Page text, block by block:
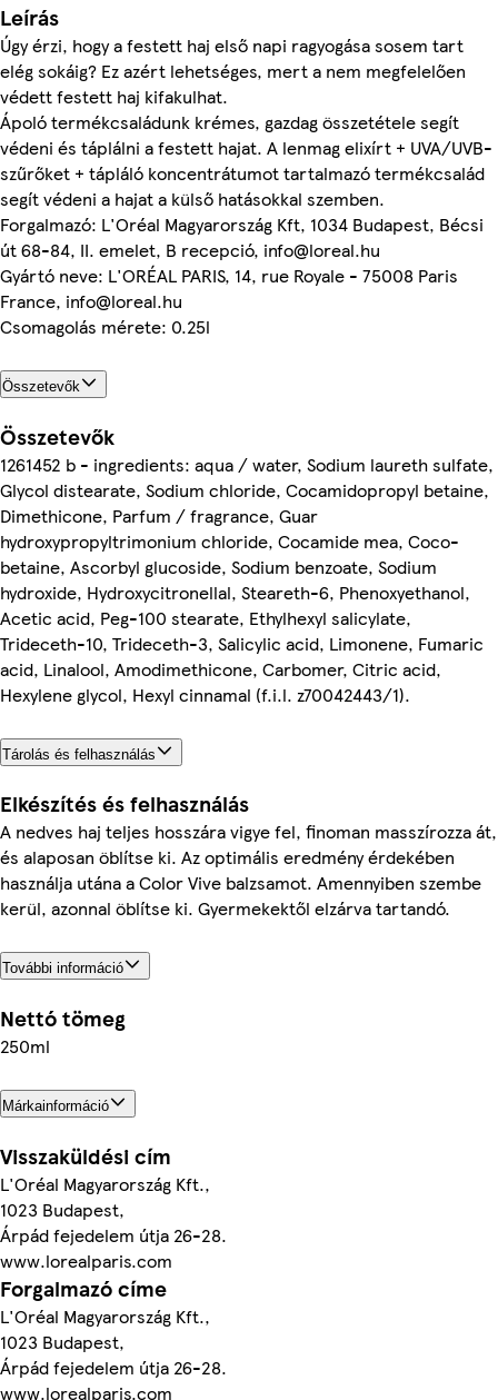
Leírás
Úgy érzi, hogy a festett haj első napi ragyogása sosem tart
elég sokáig? Ez azért lehetséges, mert a nem megfelelően
védett festett haj kifakulhat.
Ápoló termékcsaládunk krémes, gazdag összetétele segít
védeni és táplálni a festett hajat. A lenmag elixírt + UVA/UVB-
szűrőket + tápláló koncentrátumot tartalmazó termékcsalád
segít védeni a hajat a külső hatásokkal szemben.
Forgalmazó: L'Oréal Magyarország Kft, 1034 Budapest, Bécsi
út 68-84, II. emelet, B recepció, info@loreal.hu
Gyártó neve: L'ORÉAL PARIS, 14, rue Royale - 75008 Paris
France, info@loreal.hu
Csomagolás mérete: 0.25l
Összetevők
Összetevők
1261452 b - ingredients: aqua / water, Sodium laureth sulfate,
Glycol distearate, Sodium chloride, Cocamidopropyl betaine,
Dimethicone, Parfum / fragrance, Guar
hydroxypropyltrimonium chloride, Cocamide mea, Coco-
betaine, Ascorbyl glucoside, Sodium benzoate, Sodium
hydroxide, Hydroxycitronellal, Steareth-6, Phenoxyethanol,
Acetic acid, Peg-100 stearate, Ethylhexyl salicylate,
Trideceth-10, Trideceth-3, Salicylic acid, Limonene, Fumaric
acid, Linalool, Amodimethicone, Carbomer, Citric acid,
Hexylene glycol, Hexyl cinnamal (f.i.l. z70042443/1).
Tárolás és felhasználás
Elkészítés és felhasználás
A nedves haj teljes hosszára vigye fel, finoman masszírozza át,
és alaposan öblítse ki. Az optimális eredmény érdekében
használja utána a Color Vive balzsamot. Amennyiben szembe
kerül, azonnal öblítse ki. Gyermekektől elzárva tartandó.
További információ
Nettó tömeg
250ml
Márkainformáció
Visszaküldési cím
L'Oréal Magyarország Kft.,
1023 Budapest,
Árpád fejedelem útja 26-28.
www.lorealparis.com
Forgalmazó címe
L'Oréal Magyarország Kft.,
1023 Budapest,
Árpád fejedelem útja 26-28.
www.lorealparis.com